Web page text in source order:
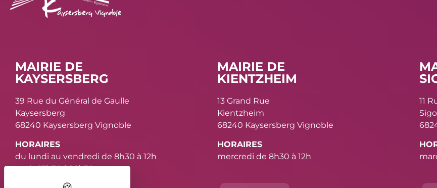
MAIRIE DE
KAYSERSBERG
39 Rue du Général de Gaulle
Kaysersberg
68240 Kaysersberg Vignoble
HORAIRES
du lundi au vendredi de 8h30 à 12h
et de 13h30 à 16h30
MAIRIE DE
KIENTZHEIM
13 Grand Rue
Kientzheim
68240 Kaysersberg Vignoble
HORAIRES
mercredi de 8h30 à 12h
11